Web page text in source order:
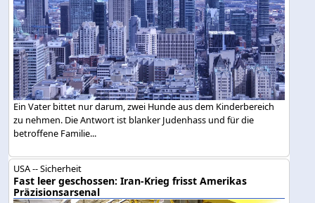
Ein Vater bittet nur darum, zwei Hunde aus dem Kinderbereich
zu nehmen. Die Antwort ist blanker Judenhass und für die
betroffene Familie...
USA -- Sicherheit
Fast leer geschossen: Iran-Krieg frisst Amerikas
Präzisionsarsenal